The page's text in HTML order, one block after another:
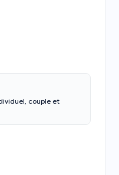
couple et